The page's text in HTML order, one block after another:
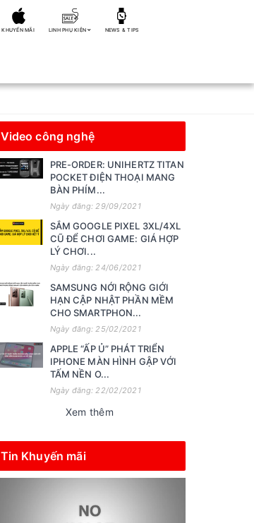
KHUYẾN MÃI LINH PHỤ KIỆN NEWS & TIPS
Video công nghệ
PRE-ORDER: UNIHERTZ TITAN
POCKET ĐIỆN THOẠI MANG
BÀN PHÍM...
Ngày đăng: 29/09/2021
SẮM GOOGLE PIXEL 3XL/4XL
CŨ ĐỂ CHƠI GAME: GIÁ HỢP
LÝ CHƠI...
Ngày đăng: 24/06/2021
SAMSUNG NỚI RỘNG GIỚI
HẠN CẬP NHẬT PHẦN MỀM
CHO SMARTPHON...
Ngày đăng: 25/02/2021
APPLE “ẤP Ủ” PHÁT TRIỂN
IPHONE MÀN HÌNH GẬP VỚI
TẤM NỀN O...
Ngày đăng: 22/02/2021
Xem thêm
Tin Khuyến mãi